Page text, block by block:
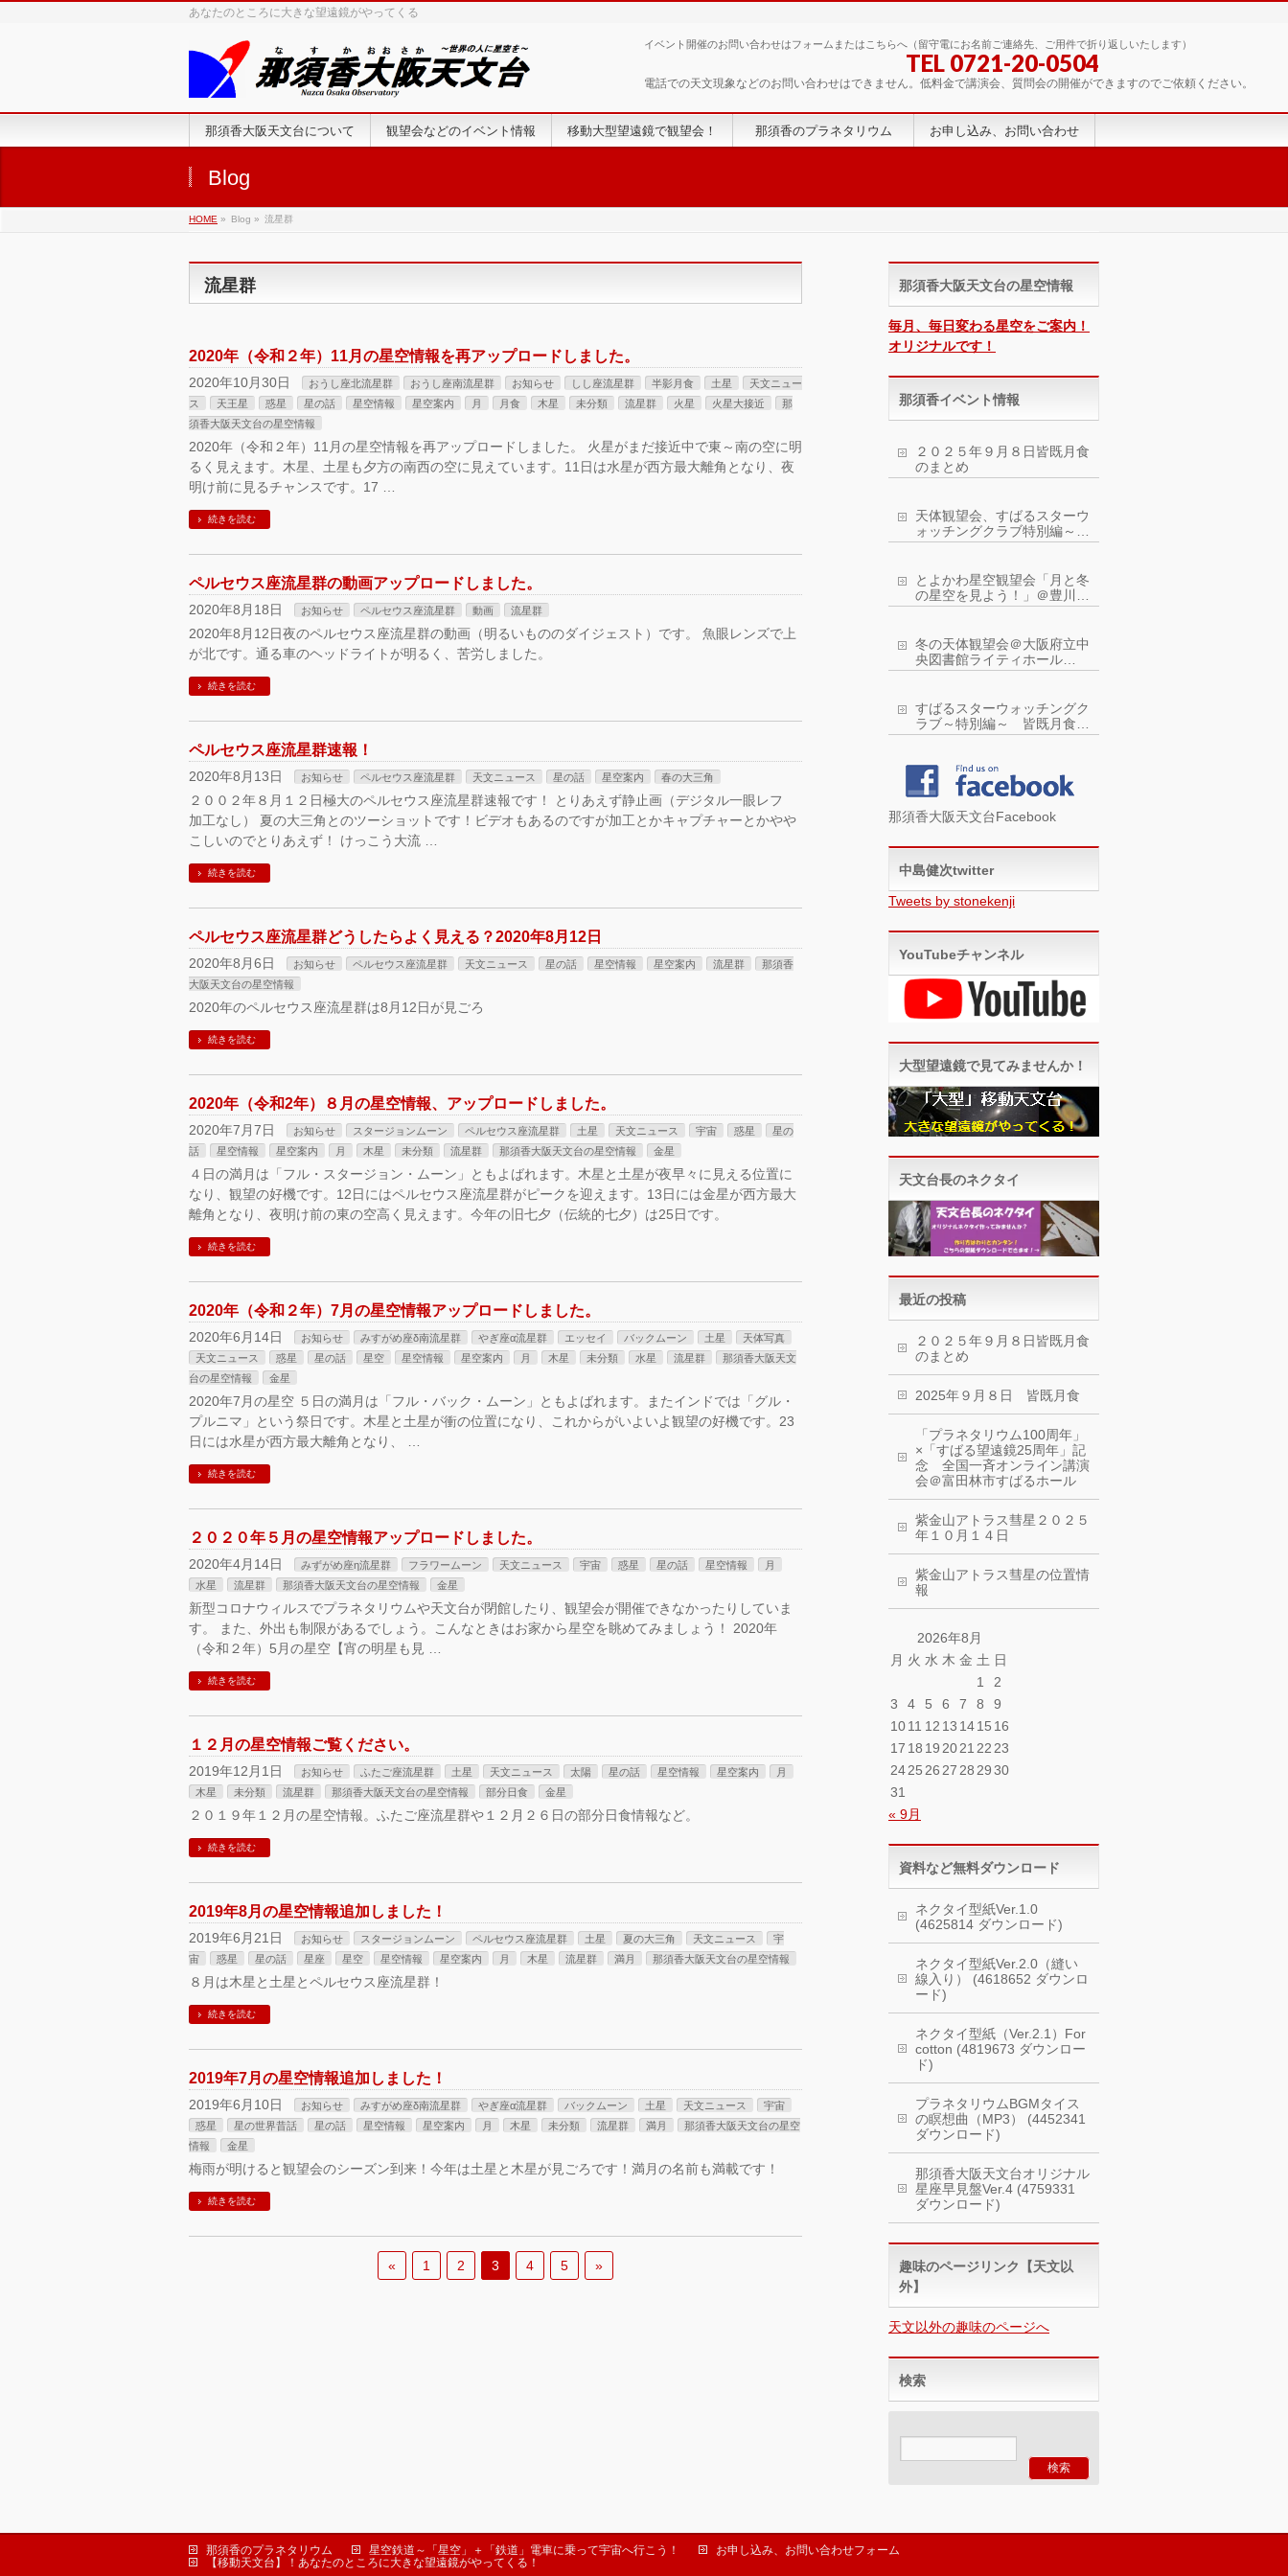
あなたのところに大きな望遠鏡がやってくる
イベント開催のお問い合わせはフォームまたはこちらへ（留守電にお名前ご連絡先、ご用件で折り返しいたします）
TEL 0721-20-0504
電話での天文現象などのお問い合わせはできません。低料金で講演会、質問会の開催ができますのでご依頼ください。
那須香大阪天文台について 観望会などのイベント情報 移動大型望遠鏡で観望会！ 那須香のプラネタリウム お申し込み、お問い合わせ
Blog
HOME » Blog » 流星群
流星群
2020年（令和２年）11月の星空情報を再アップロードしました。
2020年10月30日 おうし座北流星群 おうし座南流星群 お知らせ しし座流星群 半影月食 土星
天文ニュー
ス
天王星 惑星 星の話 星空情報 星空案内 月 月食 木星 未分類 流星群 火星 火星大接近
那
須香大阪天文台の星空情報
2020年（令和２年）11月の星空情報を再アップロードしました。 火星がまだ接近中で東～南の空に明
るく見えます。木星、土星も夕方の南西の空に見えています。11日は水星が西方最大離角となり、夜
明け前に見るチャンスです。17 …
続きを読む
ペルセウス座流星群の動画アップロードしました。
2020年8月18日 お知らせ ペルセウス座流星群 動画 流星群
2020年8月12日夜のペルセウス座流星群の動画（明るいもののダイジェスト）です。 魚眼レンズで上
が北です。通る車のヘッドライトが明るく、苦労しました。
続きを読む
ペルセウス座流星群速報！
2020年8月13日 お知らせ ペルセウス座流星群 天文ニュース 星の話 星空案内 春の大三角
２００２年８月１２日極大のペルセウス座流星群速報です！ とりあえず静止画（デジタル一眼レフ
加工なし） 夏の大三角とのツーショットです！ビデオもあるのですが加工とかキャプチャーとかやや
こしいのでとりあえず！ けっこう大流 …
続きを読む
ペルセウス座流星群どうしたらよく見える？2020年8月12日
2020年8月6日 お知らせ ペルセウス座流星群 天文ニュース 星の話 星空情報 星空案内 流星群
那須香
大阪天文台の星空情報
2020年のペルセウス座流星群は8月12日が見ごろ
続きを読む
2020年（令和2年）８月の星空情報、アップロードしました。
2020年7月7日 お知らせ スタージョンムーン ペルセウス座流星群 土星 天文ニュース 宇宙 惑星
星の
話
星空情報 星空案内 月 木星 未分類 流星群 那須香大阪天文台の星空情報 金星
４日の満月は「フル・スタージョン・ムーン」ともよばれます。木星と土星が夜早々に見える位置に
なり、観望の好機です。12日にはペルセウス座流星群がピークを迎えます。13日には金星が西方最大
離角となり、夜明け前の東の空高く見えます。今年の旧七夕（伝統的七夕）は25日です。
続きを読む
2020年（令和２年）7月の星空情報アップロードしました。
2020年6月14日 お知らせ みすがめ座δ南流星群 やぎ座α流星群 エッセイ バックムーン 土星
天体写真
天文ニュース
惑星 星の話 星空 星空情報 星空案内 月 木星 未分類 水星 流星群
那須香大阪天文
台の星空情報
金星
2020年7月の星空 ５日の満月は「フル・バック・ムーン」ともよばれます。またインドでは「グル・
プルニマ」という祭日です。木星と土星が衝の位置になり、これからがいよいよ観望の好機です。23
日には水星が西方最大離角となり、 …
続きを読む
２０２０年５月の星空情報アップロードしました。
2020年4月14日 みずがめ座η流星群 フラワームーン 天文ニュース 宇宙 惑星 星の話 星空情報
月
水星
流星群 那須香大阪天文台の星空情報 金星
新型コロナウィルスでプラネタリウムや天文台が閉館したり、観望会が開催できなかったりしていま
す。 また、外出も制限があるでしょう。こんなときはお家から星空を眺めてみましょう！ 2020年
（令和２年）5月の星空【宵の明星も見 …
続きを読む
１２月の星空情報ご覧ください。
2019年12月1日 お知らせ ふたご座流星群 土星 天文ニュース 太陽 星の話 星空情報 星空案内
月
木星
未分類 流星群 那須香大阪天文台の星空情報 部分日食 金星
２０１９年１２月の星空情報。ふたご座流星群や１２月２６日の部分日食情報など。
続きを読む
2019年8月の星空情報追加しました！
2019年6月21日 お知らせ スタージョンムーン ペルセウス座流星群 土星 夏の大三角 天文ニュース
宇
宙
惑星 星の話 星座 星空 星空情報 星空案内 月 木星 流星群 満月 那須香大阪天文台の星空情報
８月は木星と土星とペルセウス座流星群！
続きを読む
2019年7月の星空情報追加しました！
2019年6月10日 お知らせ みすがめ座δ南流星群 やぎ座α流星群 バックムーン 土星 天文ニュース
宇宙
惑星
星の世界昔話 星の話 星空情報 星空案内 月 木星 未分類 流星群 満月
那須香大阪天文台の星空
情報
金星
梅雨が明けると観望会のシーズン到来！今年は土星と木星が見ごろです！満月の名前も満載です！
続きを読む
« 1 2 3 4 5 »
那須香大阪天文台の星空情報
毎月、毎日変わる星空をご案内！
オリジナルです！
那須香イベント情報
２０２５年９月８日皆既月食
のまとめ
天体観望会、すばるスターウ
ォッチングクラブ特別編～皆
既月食を観察しよう！
とよかわ星空観望会「月と冬
の星空を見よう！」＠豊川市
ジオスペース館：令和４年２
冬の天体観望会＠大阪府立中
央図書館ライティホール
2022年2月11日（金・祝）
すばるスターウォッチングク
ラブ～特別編～ 皆既月食に
近い？！部分月食を観察しよ
那須香大阪天文台Facebook
中島健次twitter
Tweets by stonekenji
YouTubeチャンネル
大型望遠鏡で見てみませんか！
天文台長のネクタイ
最近の投稿
２０２５年９月８日皆既月食
のまとめ
2025年９月８日 皆既月食
「プラネタリウム100周年」
×「すばる望遠鏡25周年」記
念 全国一斉オンライン講演
会＠富田林市すばるホール
紫金山アトラス彗星２０２５
年１０月１４日
紫金山アトラス彗星の位置情
報
2026年8月
月 火 水 木 金 土 日
1
2
3
4 5 6 7 8
9
1011 12 13 1415 16
17 18 19 2021 22 23
2425 26 27 28 2930
31
« 9月
資料など無料ダウンロード
ネクタイ型紙Ver.1.0
(4625814 ダウンロード)
ネクタイ型紙Ver.2.0（縫い
線入り） (4618652 ダウンロ
ード)
ネクタイ型紙（Ver.2.1）For
cotton (4819673 ダウンロー
ド)
プラネタリウムBGMタイス
の瞑想曲（MP3） (4452341
ダウンロード)
那須香大阪天文台オリジナル
星座早見盤Ver.4 (4759331
ダウンロード)
趣味のページリンク【天文以
外】
天文以外の趣味のページへ
検索
那須香のプラネタリウム 星空鉄道～「星空」＋「鉄道」電車に乗って宇宙へ行こう！
お申し込み、お問い合わせフォーム
【移動天文台】！あなたのところに大きな望遠鏡がやってくる！